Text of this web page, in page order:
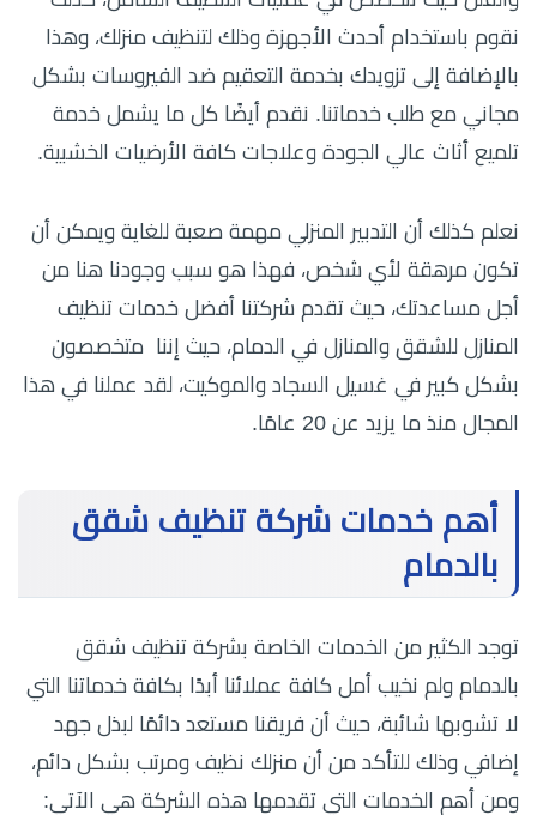
نقوم باستخدام أحدث الأجهزة وذلك لتنظيف منزلك، وهذا
بالإضافة إلى تزويدك بخدمة التعقيم ضد الفيروسات بشكل
مجاني مع طلب خدماتنا. نقدم أيضًا كل ما يشمل خدمة
تلميع أثاث عالي الجودة وعلاجات كافة الأرضيات الخشبية.
نعلم كذلك أن التدبير المنزلي مهمة صعبة للغاية ويمكن أن
تكون مرهقة لأي شخص، فهذا هو سبب وجودنا هنا من
أجل مساعدتك، حيث تقدم شركتنا أفضل خدمات تنظيف
المنازل للشقق والمنازل في الدمام، حيث إننا متخصصون
بشكل كبير في غسيل السجاد والموكيت، لقد عملنا في هذا
المجال منذ ما يزيد عن 20 عامًا.
أهم خدمات شركة تنظيف شقق
بالدمام
توجد الكثير من الخدمات الخاصة بشركة تنظيف شقق
بالدمام ولم نخيب أمل كافة عملائنا أبدًا بكافة خدماتنا التي
لا تشوبها شائبة، حيث أن فريقنا مستعد دائمًا لبذل جهد
إضافي وذلك للتأكد من أن منزلك نظيف ومرتب بشكل دائم،
ومن أهم الخدمات التي تقدمها هذه الشركة هي الآتي: